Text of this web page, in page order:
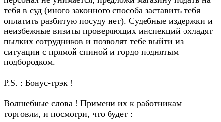
тебя в суд (иного законного способа заставить тебя
оплатить разбитую посуду нет). Судебные издержки и
неизбежные визиты проверяющих инспекций охладят
пылких сотрудников и позволят тебе выйти из
ситуации с прямой спиной и гордо поднятым
подбородком.
P.S. : Бонус-трэк !
Волшебные слова ! Примени их к работникам
торговли, и посмотри, что будет :